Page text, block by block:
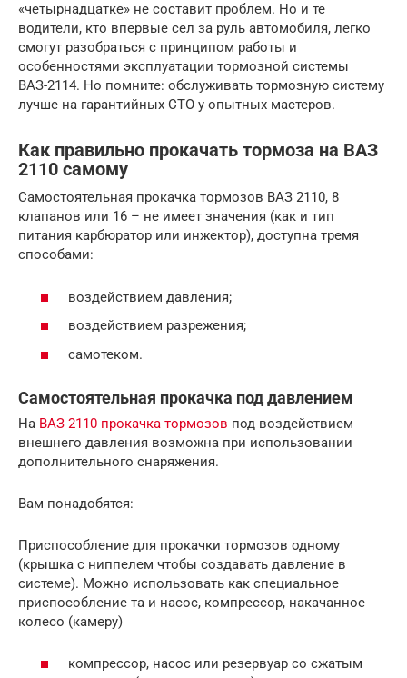
«четырнадцатке» не составит проблем. Но и те
водители, кто впервые сел за руль автомобиля, легко
смогут разобраться с принципом работы и
особенностями эксплуатации тормозной системы
ВАЗ-2114. Но помните: обслуживать тормозную систему
лучше на гарантийных СТО у опытных мастеров.
Как правильно прокачать тормоза на ВАЗ
2110 самому
Самостоятельная прокачка тормозов ВАЗ 2110, 8
клапанов или 16 – не имеет значения (как и тип
питания карбюратор или инжектор), доступна тремя
способами:
воздействием давления;
воздействием разрежения;
самотеком.
Самостоятельная прокачка под давлением
На ВАЗ 2110 прокачка тормозов под воздействием
внешнего давления возможна при использовании
дополнительного снаряжения.
Вам понадобятся:
Приспособление для прокачки тормозов одному
(крышка с ниппелем чтобы создавать давление в
системе). Можно использовать как специальное
приспособление та и насос, компрессор, накачанное
колесо (камеру)
компрессор, насос или резервуар со сжатым